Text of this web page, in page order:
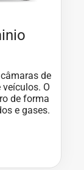
de
O
de forma
e gases.